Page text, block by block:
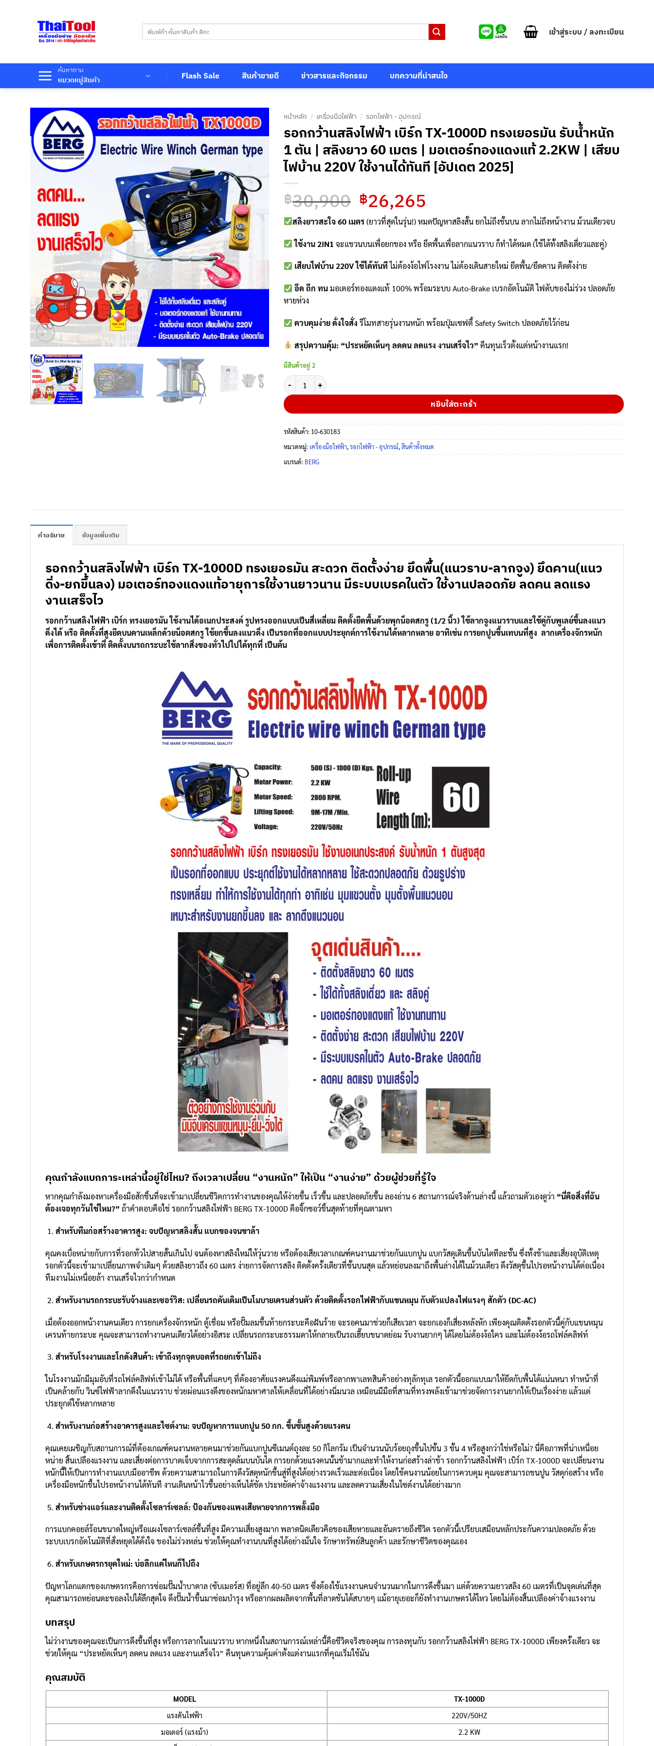
เข้าสู่ระบบ / ลงทะเบียน
ค้นหาตาม
หมวดหมู่สินค้า Flash Sale สินค้าขายดี ข่าวสารและกิจกรรม บทความที่น่าสนใจ
หน้าหลัก / เครื่องมือไฟฟ้า / รอกไฟฟ้า - อุปกรณ์
รอกกว้านสลิงไฟฟ้า เบิร์ก TX-1000D ทรงเยอรมัน รับน้ำหนัก
1 ตัน | สลิงยาว 60 เมตร | มอเตอร์ทองแดงแท้ 2.2KW | เสียบ
ไฟบ้าน 220V ใช้งานได้ทันที [อัปเดต 2025]
฿30,900 Original
price
was:
฿30,900.
฿26,265
is:
สลิงยาวสะใจ 60 เมตร(ยาวที่สุดในรุ่น!) หมดปัญหาสลิงสั้น ยกไม่ถึงชั้นบน ลากไม่ถึงหน้างาน ม้วนเดียวจบ
ใช้งาน 2IN1 จะแขวนบนเพื่อยกของ หรือ ยึดพื้นเพื่อลากแนวราบ ก็ทำได้หมด (ใช้ได้ทั้งสลิงเดี่ยวและคู่)
เสียบไฟบ้าน 220V ใช้ได้ทันทีไม่ต้องง้อไฟโรงงาน ไม่ต้องเดินสายใหม่ ยึดพื้น/ยึดคาน ติดตั้งง่าย
อึด ถึก ทนมอเตอร์ทองแดงแท้ 100% พร้อมระบบ Auto-Brake เบรกอัตโนมัติ ไฟดับของไม่ร่วง ปลอดภัย
หายห่วง
ควบคุมง่าย ดั่งใจสั่งรีโมทสายรุ่นงานหนัก พร้อมปุ่มเซฟตี้ Safety Switch ปลอดภัยไว้ก่อน
สรุปความคุ้ม: “ประหยัดเห็นๆ ลดคน ลดแรง งานเสร็จไว” คืนทุนเร็วตั้งแต่หน้างานแรก!
มีสินค้าอยู่ 2
จำนวน รอกกว้านสลิงไฟฟ้า เบิร์ก TX-1000D ทรงเยอรมัน รับน้ำหนัก 1 ตัน | สลิงยาว 60 เมตร | มอเตอร์ทองแดงแท้ 2.2KW | เสีย
หยิบใส่ตะกร้า
รหัสสินค้า: 10-630183
หมวดหมู่: เครื่องมือไฟฟ้า,รอกไฟฟ้า - อุปกรณ์,สินค้าทั้งหมด
แบรนด์: BERG
คำอธิบาย ข้อมูลเพิ่มเติม
รอกกว้านสลิงไฟฟ้า เบิร์ก TX-1000D ทรงเยอรมัน สะดวก ติดตั้งง่าย ยึดพื้น(แนวราบ-ลากจูง) ยึดคาน(แนว
ดิ่ง-ยกขึ้นลง) มอเตอร์ทองแดงแท้อายุการใช้งานยาวนาน มีระบบเบรคในตัว ใช้งานปลอดภัย ลดคน ลดแรง
งานเสร็จไว
รอกกว้านสลิงไฟฟ้า เบิร์ก ทรงเยอรมัน ใช้งานได้อเนกประสงค์ รูปทรงออกแบบเป็นสี่เหลี่ยม ติดตั้งยึดพื้นด้วยพุกน็อตสกรู (1/2 นิ้ว) ใช้ลากจูงแนวราบและใช้คู่กับพูเลย์ขึ้นลงแนว
ดิ่งได้ หรือ ติดตั้งที่สูงยึดบนคานเหล็กด้วยน็อตสกรู ใช้ยกขึ้นลงแนวดิ่ง เป็นรอกที่ออกแบบประยุกต์การใช้งานได้หลากหลาย อาทิเช่น การยกปูนขึ้นเทบนที่สูง ลากเครื่องจักรหนัก
เพื่อการติดตั้งเข้าที่ ติดตั้งบนรถกระบะใช้ลากสิ่งของทั่วไปไปได้ทุกที่ เป็นต้น
คุณกำลังแบกภาระเหล่านี้อยู่ใช่ไหม? ถึงเวลาเปลี่ยน “งานหนัก” ให้เป็น “งานง่าย” ด้วยผู้ช่วยที่รู้ใจ
หากคุณกำลังมองหาเครื่องมือสักชิ้นที่จะเข้ามาเปลี่ยนชีวิตการทำงานของคุณให้ง่ายขึ้น เร็วขึ้น และปลอดภัยขึ้น ลองอ่าน 6 สถานการณ์จริงด้านล่างนี้ แล้วถามตัวเองดูว่า “นี่คือสิ่งที่ฉัน
ต้องเจอทุกวันใช่ไหม?” ถ้าคำตอบคือใช่ รอกกว้านสลิงไฟฟ้า BERG TX-1000D คือจิ๊กซอว์ชิ้นสุดท้ายที่คุณตามหา
สำหรับทีมก่อสร้างอาคารสูง: จบปัญหาสลิงสั้น แบกของจนขาล้า
คุณคงเบื่อหน่ายกับการที่รอกทั่วไปสายสั้นเกินไป จนต้องหาสลิงใหม่ให้วุ่นวาย หรือต้องเสียเวลาเกณฑ์คนงานมาช่วยกันแบกปูน แบกวัสดุเดินขึ้นบันไดทีละชั้น ซึ่งทั้งช้าและเสี่ยงอุบัติเหตุ
รอกตัวนี้จะเข้ามาเปลี่ยนภาพจำเดิมๆ ด้วยสลิงยาวถึง 60 เมตร ง่ายการจัดการสลิง ติดตั้งครั้งเดียวที่ชั้นบนสุด แล้วหย่อนลงมาถึงพื้นล่างได้ในม้วนเดียว ดึงวัสดุขึ้นไปรอหน้างานได้ต่อเนื่อง
ทีมงานไม่เหนื่อยล้า งานเสร็จไวกว่ากำหนด
สำหรับงานรถกระบะรับจ้างและเซอร์วิส: เปลี่ยนรถคันเดิมเป็นโมบายเครนส่วนตัว ด้วยติดตั้งรอกไฟฟ้ากับแขนหมุน กับตัวแปลงไฟแรงๆ สักตัว (DC-AC)
เมื่อต้องออกหน้างานคนเดียว การยกเครื่องจักรหนัก ตู้เชื่อม หรือปั๊มลมขึ้นท้ายกระบะคือฝันร้าย จะรอคนมาช่วยก็เสียเวลา จะยกเองก็เสี่ยงหลังหัก เพียงคุณติดตั้งรอกตัวนี้คู่กับแขนหมุน
เครนท้ายกระบะ คุณจะสามารถทำงานคนเดียวได้อย่างอิสระ เปลี่ยนรถกระบะธรรมดาให้กลายเป็นรถเฮี๊ยบขนาดย่อม รับงานยากๆ ได้โดยไม่ต้องง้อใคร และไม่ต้องง้อรถโฟล์คลิฟท์
สำหรับโรงงานและโกดังสินค้า: เข้าถึงทุกจุดบอดที่รถยกเข้าไม่ถึง
ในโรงงานมักมีมุมอับที่รถโฟล์คลิฟท์เข้าไม่ได้ หรือพื้นที่แคบๆ ที่ต้องอาศัยแรงคนดึงแม่พิมพ์หรือลากพาเลทสินค้าอย่างทุลักทุเล รอกตัวนี้ออกแบบมาให้ยึดกับพื้นได้แน่นหนา ทำหน้าที่
เป็นคล้ายกับ วินซ์ไฟฟ้าลากดึงในแนวราบ ช่วยผ่อนแรงดึงของหนักมหาศาลให้เคลื่อนที่ได้อย่างนิ่มนวล เหมือนมีมือที่สามที่ทรงพลังเข้ามาช่วยจัดการงานยากให้เป็นเรื่องง่าย แล้วแต่
ประยุกต์ใช้หลากหลาย
สำหรับงานก่อสร้างอาคารสูงและไซต์งาน: จบปัญหาการแบกปูน 50 กก. ขึ้นชั้นสูงด้วยแรงคน
คุณเคยเผชิญกับสถานการณ์ที่ต้องเกณฑ์คนงานหลายคนมาช่วยกันแบกปูนซีเมนต์ถุงละ 50 กิโลกรัม เป็นจำนวนนับร้อยถุงขึ้นไปชั้น 3 ชั้น 4 หรือสูงกว่าใช่หรือไม่? นี่คือภาพที่น่าเหนื่อย
หน่าย สิ้นเปลืองแรงงาน และเสี่ยงต่อการบาดเจ็บจากการสะดุดล้มบนบันได การยกด้วยแรงคนนั้นช้ามากและทำให้งานก่อสร้างล่าช้า รอกกว้านสลิงไฟฟ้า เบิร์ก TX-1000D จะเปลี่ยนงาน
หนักนี้ให้เป็นการทำงานแบบมืออาชีพ ด้วยความสามารถในการดึงวัสดุหนักขึ้นสู่ที่สูงได้อย่างรวดเร็วและต่อเนื่อง โดยใช้คนงานน้อยในการควบคุม คุณจะสามารถขนปูน วัสดุก่อสร้าง หรือ
เครื่องมือหนักขึ้นไปรอหน้างานได้ทันที งานเดินหน้าไวขึ้นอย่างเห็นได้ชัด ประหยัดค่าจ้างแรงงาน และลดความเสี่ยงในไซต์งานได้อย่างมาก
สำหรับช่างแอร์และงานติดตั้งโซลาร์เซลล์: ป้องกันของแพงเสียหายจากการพลั้งมือ
การแบกคอยล์ร้อนขนาดใหญ่หรือแผงโซลาร์เซลล์ขึ้นที่สูง มีความเสี่ยงสูงมาก พลาดนิดเดียวคือของเสียหายและอันตรายถึงชีวิต รอกตัวนี้เปรียบเสมือนหลักประกันความปลอดภัย ด้วย
ระบบเบรกอัตโนมัติที่สั่งหยุดได้ดั่งใจ ของไม่ร่วงหล่น ช่วยให้คุณทำงานบนที่สูงได้อย่างมั่นใจ รักษาทรัพย์สินลูกค้า และรักษาชีวิตของคุณเอง
สำหรับเกษตรกรยุคใหม่: บ่อลึกแค่ไหนก็ไปถึง
ปัญหาโลกแตกของเกษตรกรคือการซ่อมปั๊มน้ำบาดาล (ซับเมอร์ส) ที่อยู่ลึก 40-50 เมตร ซึ่งต้องใช้แรงงานคนจำนวนมากในการดึงขึ้นมา แต่ด้วยความยาวสลิง 60 เมตรที่เป็นจุดเด่นที่สุด
คุณสามารถหย่อนตะขอลงไปได้ลึกสุดใจ ดึงปั๊มน้ำขึ้นมาซ่อมบำรุง หรือลากผลผลิตจากพื้นที่ลาดชันได้สบายๆ แม้อายุเยอะก็ยังทำงานเกษตรได้ไหว โดยไม่ต้องสิ้นเปลืองค่าจ้างแรงงาน
บทสรุป
ไม่ว่างานของคุณจะเป็นการดึงขึ้นที่สูง หรือการลากในแนวราบ หากหนึ่งในสถานการณ์เหล่านี้คือชีวิตจริงของคุณ การลงทุนกับ รอกกว้านสลิงไฟฟ้า BERG TX-1000D เพียงครั้งเดียว จะ
ช่วยให้คุณ “ประหยัดเห็นๆ ลดคน ลดแรง และงานเสร็จไว” คืนทุนความคุ้มค่าตั้งแต่งานแรกที่คุณเริ่มใช้มัน
คุณสมบัติ
MODEL
TX-1000D
แรงดันไฟฟ้า
220V/50HZ
มอเตอร์ (แรงม้า)
2.2 KW